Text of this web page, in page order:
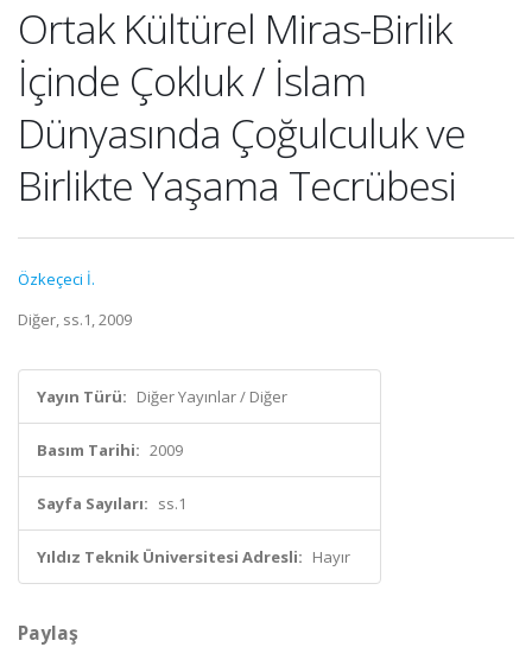
Ortak Kültürel Miras-Birlik
İçinde Çokluk / İslam
Dünyasında Çoğulculuk ve
Birlikte Yaşama Tecrübesi
Özkeçeci İ.
Diğer, ss.1, 2009
Yayın Türü: Diğer Yayınlar / Diğer
Basım Tarihi: 2009
Sayfa Sayıları: ss.1
Yıldız Teknik Üniversitesi Adresli: Hayır
Paylaş